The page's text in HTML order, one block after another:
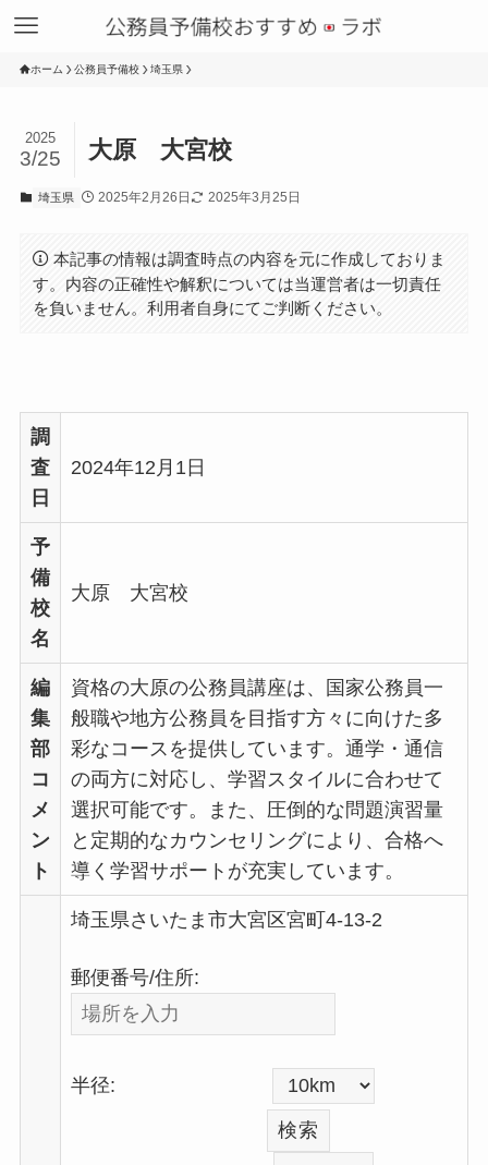
ホーム 公務員予備校 埼玉県
大原 大宮校
2025
3/25
埼玉県 2025年2月26日 2025年3月25日
本記事の情報は調査時点の内容を元に作成しておりま
す。内容の正確性や解釈については当運営者は一切責任
を負いません。利用者自身にてご判断ください。
調
査
日
2024年12月1日
予
備
校
名
大原 大宮校
編
集
部
コ
メ
ン
ト
資格の大原の公務員講座は、国家公務員一
般職や地方公務員を目指す方々に向けた多
彩なコースを提供しています。通学・通信
の両方に対応し、学習スタイルに合わせて
選択可能です。また、圧倒的な問題演習量
と定期的なカウンセリングにより、合格へ
導く学習サポートが充実しています。
埼玉県さいたま市大宮区宮町4-13-2
郵便番号/住所:
半径: